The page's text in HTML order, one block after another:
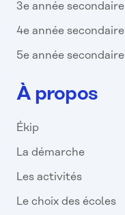
3e année secondaire
4e année secondaire
5e année secondaire
À propos
Ékip
La démarche
Les activités
Le choix des écoles